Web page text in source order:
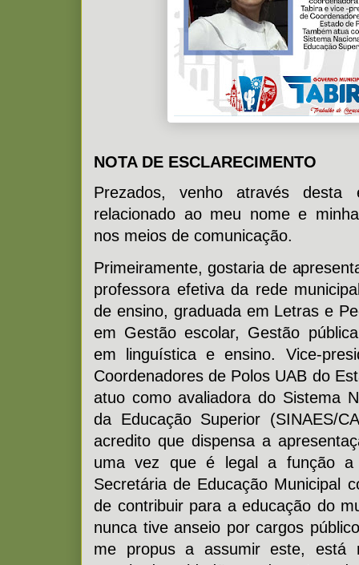
NOTA DE ESCLARECIMENTO
Prezados, venho através desta
relacionado ao meu nome e
nos meios de comunicação.
Primeiramente, gostaria de
professora efetiva da rede
de ensino, graduada em Letras e
em Gestão escolar, Gestão
em linguística e ensino. Vice-
Coordenadores de Polos UAB do
atuo como avaliadora do Sistema
da Educação Superior (SINAES/
acredito que dispensa a
uma vez que é legal a função a
Secretária de Educação Municipal
de contribuir para a educação do
nunca tive anseio por cargos
me propus a assumir este, está